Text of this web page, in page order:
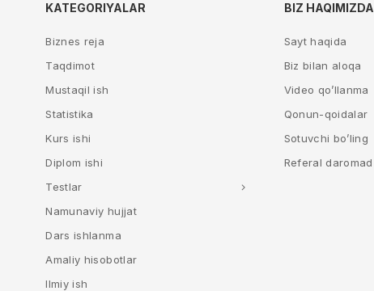
KATEGORIYALAR
Biznes reja
Taqdimot
Mustaqil ish
Statistika
Kurs ishi
Diplom ishi
Testlar
Namunaviy hujjat
Dars ishlanma
Amaliy hisobotlar
Ilmiy ish
BIZ HAQIMIZDA
Sayt haqida
Biz bilan aloqa
Video qo’llanma
Qonun-qoidalar
Sotuvchi bo’ling
Referal daromad